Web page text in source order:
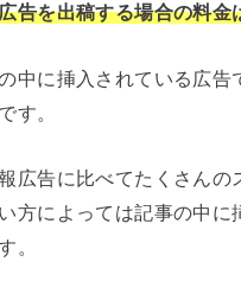
告を出稿する場合の料
中に挿入されている広
す。
広告に比べてたくさんの
方によっては記事の中
。